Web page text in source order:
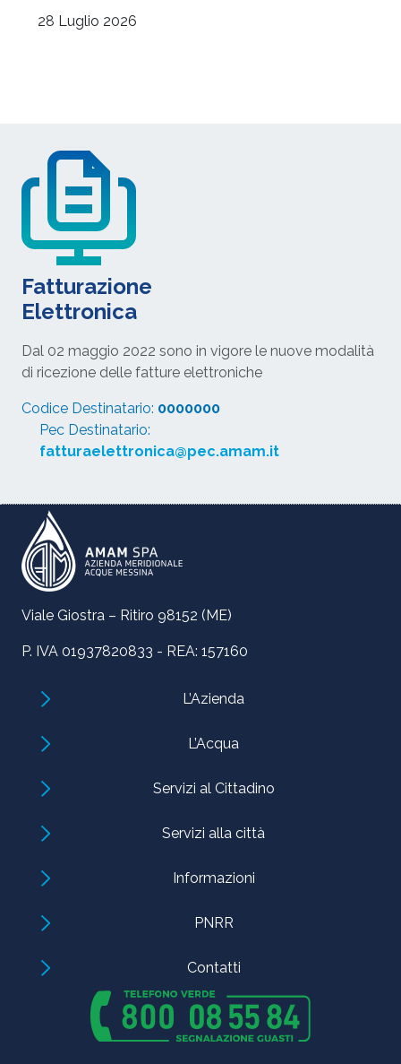
28 Luglio 2026
Fatturazione
Elettronica
Dal 02 maggio 2022 sono in vigore le nuove modalità
di ricezione delle fatture elettroniche
Codice Destinatario: 0000000
Pec Destinatario:
fatturaelettronica@pec.amam.it
Viale Giostra – Ritiro 98152 (ME)
P. IVA 01937820833 - REA: 157160
L’Azienda
L’Acqua
Servizi al Cittadino
Servizi alla città
Informazioni
PNRR
Contatti